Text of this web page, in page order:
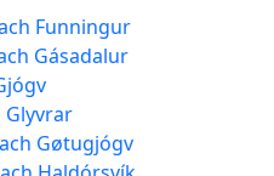
Funningur
Gásadalur
Glyvrar
Gøtugjógv